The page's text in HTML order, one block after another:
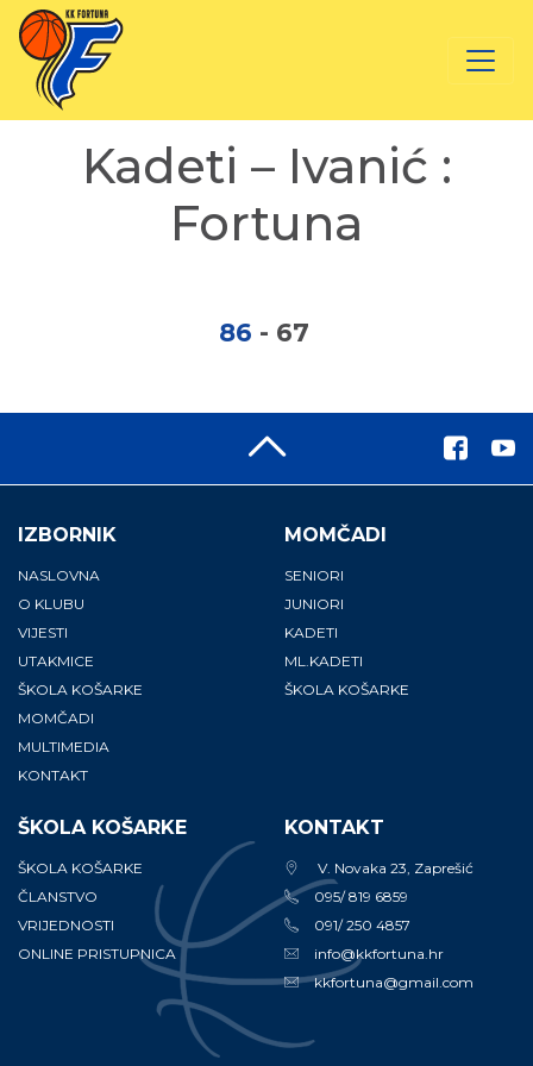
Kadeti – Ivanić :
Fortuna
86 - 67
IZBORNIK
NASLOVNA
O KLUBU
VIJESTI
UTAKMICE
ŠKOLA KOŠARKE
MOMČADI
MULTIMEDIA
KONTAKT
MOMČADI
SENIORI
JUNIORI
KADETI
ML.KADETI
ŠKOLA KOŠARKE
ŠKOLA KOŠARKE
ŠKOLA KOŠARKE
ČLANSTVO
VRIJEDNOSTI
ONLINE PRISTUPNICA
KONTAKT
V. Novaka 23, Zaprešić
095/ 819 6859
091/ 250 4857
info@kkfortuna.hr
kkfortuna@gmail.com